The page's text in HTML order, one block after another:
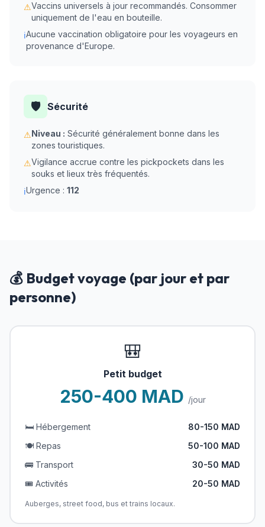
⚠Vaccins universels à jour recommandés. Consommer
uniquement de l'eau en bouteille.
ℹAucune vaccination obligatoire pour les voyageurs en
provenance d'Europe.
🛡️ Sécurité
⚠Niveau : Sécurité généralement bonne dans les
zones touristiques.
⚠Vigilance accrue contre les pickpockets dans les
souks et lieux très fréquentés.
ℹUrgence : 112
💰 Budget voyage (par jour et par
personne)
🎒
Petit budget
250-400 MAD /jour
🛏️ Hébergement
80-150 MAD
🍽️ Repas
50-100 MAD
🚌 Transport
30-50 MAD
🎟️ Activités
20-50 MAD
Auberges, street food, bus et trains locaux.